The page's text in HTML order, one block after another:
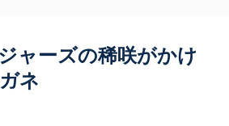
ャーズの稀咲がかけ
ネ